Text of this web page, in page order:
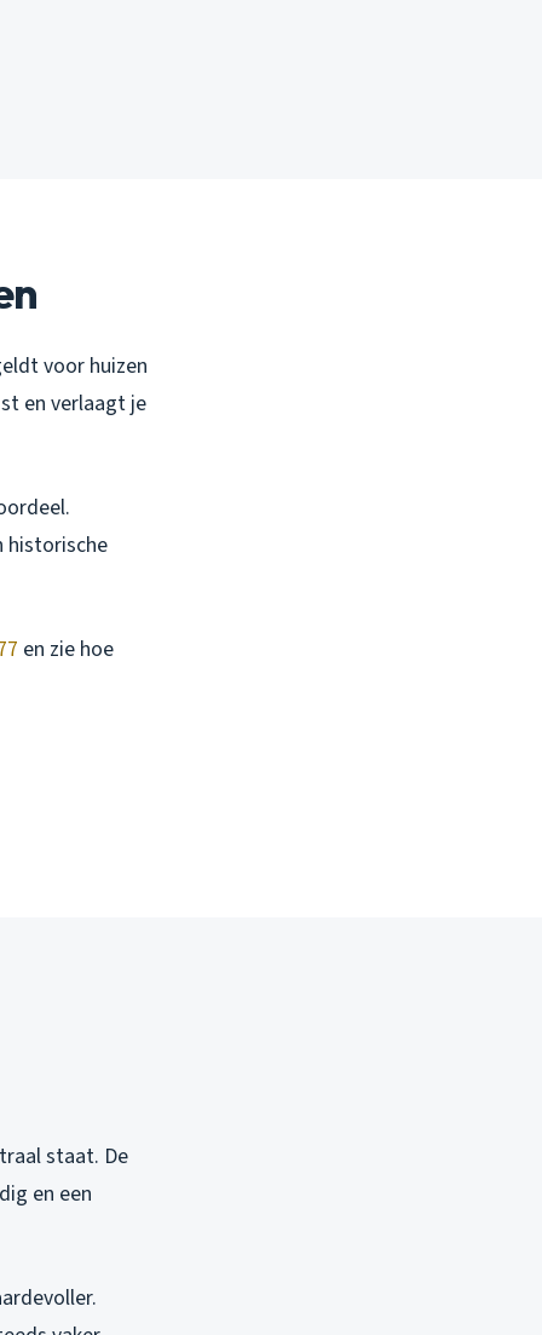
voor huizen
en verlaagt je
historische
en zie hoe
staat. De
en een